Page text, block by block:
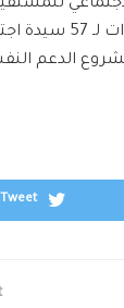
النسائيّة
الدعم
Tweet